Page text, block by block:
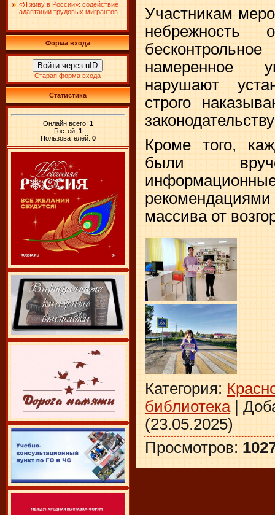
«Я живу в России»: содействие
адаптации трудовых мигрантов
Форма входа
Войти через uID
Старая форма входа
Статистика
Онлайн всего: 1
Гостей: 1
Пользователей: 0
Участникам
небрежность
намеренное
нарушают
строго
Кроме того,
были
массива от
Категория:
библиотека|
(23.05.2025)
Просмотров: